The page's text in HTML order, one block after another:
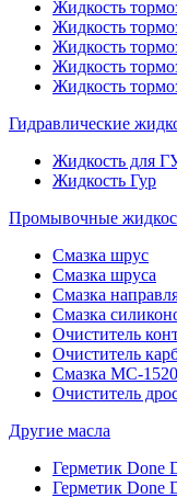
Жидкость
Жидкость
Жидкость
Жидкость
Жидкость
Гидравлические
Жидкость для
Жидкость Гур
Промывочные
Смазка шрус
Смазка шруса
Смазка
Смазка
Очиститель
Очиститель
Смазка МС-
Очиститель
Другие масла
Герметик Done
Герметик Done